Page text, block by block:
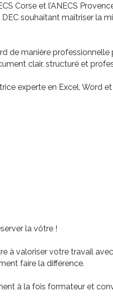
Corse et l’ANECS
souhaitant maîtriser la
de manière professionnelle
clair, structuré et
experte en Excel, Word
la vôtre !
à valoriser votre travail
faire la différence.
à la fois formateur et